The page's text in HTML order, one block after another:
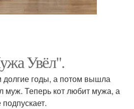
Увёл".
годы, а потом вышла
муж. Теперь кот любит мужа, а